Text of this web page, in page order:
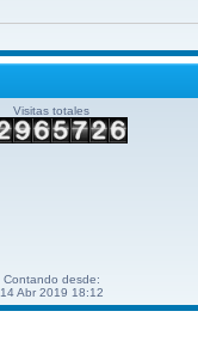
Visitas totales
Contando desde:
14 Abr 2019 18:12